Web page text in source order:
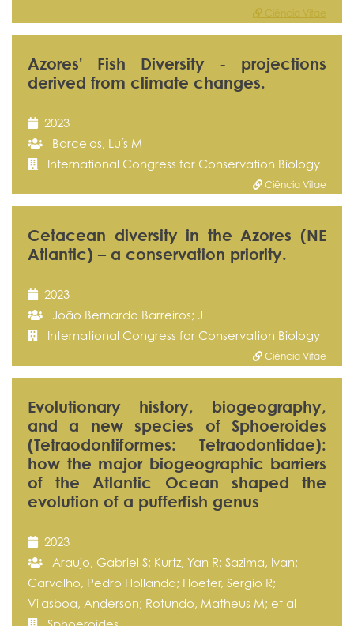
Ciência Vitae
Azores' Fish Diversity - projections
derived from climate changes.
2023
Barcelos, Luís M
International Congress for Conservation Biology
Ciência Vitae
Cetacean diversity in the Azores (NE
Atlantic) – a conservation priority.
2023
João Bernardo Barreiros; J
International Congress for Conservation Biology
Ciência Vitae
Evolutionary history, biogeography,
and a new species of Sphoeroides
(Tetraodontiformes: Tetraodontidae):
how the major biogeographic barriers
of the Atlantic Ocean shaped the
evolution of a pufferfish genus
2023
Araujo, Gabriel S; Kurtz, Yan R; Sazima, Ivan;
Carvalho, Pedro Hollanda; Floeter, Sergio R;
Vilasboa, Anderson; Rotundo, Matheus M; et al